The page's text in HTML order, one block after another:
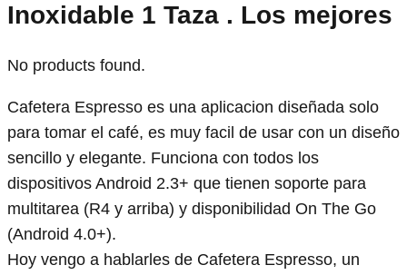
Inoxidable 1 Taza . Los mejores
No products found.
Cafetera Espresso es una aplicacion diseñada solo
para tomar el café, es muy facil de usar con un diseño
sencillo y elegante. Funciona con todos los
dispositivos Android 2.3+ que tienen soporte para
multitarea (R4 y arriba) y disponibilidad On The Go
(Android 4.0+).
Hoy vengo a hablarles de Cafetera Espresso, un